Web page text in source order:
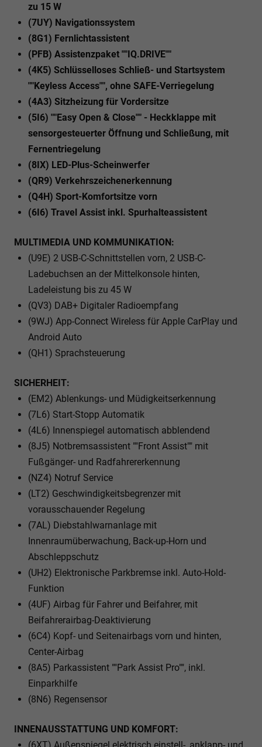
zu 15 W
(7UY) Navigationssystem
(8G1) Fernlichtassistent
(PFB) Assistenzpaket ""IQ.DRIVE""
(4K5) Schlüsselloses Schließ- und Startsystem
""Keyless Access"", ohne SAFE-Verriegelung
(4A3) Sitzheizung für Vordersitze
(5I6) ""Easy Open & Close"" - Heckklappe mit
sensorgesteuerter Öffnung und Schließung, mit
Fernentriegelung
(8IX) LED-Plus-Scheinwerfer
(QR9) Verkehrszeichenerkennung
(Q4H) Sport-Komfortsitze vorn
(6I6) Travel Assist inkl. Spurhalteassistent
MULTIMEDIA UND KOMMUNIKATION:
(U9E) 2 USB-C-Schnittstellen vorn, 2 USB-C-
Ladebuchsen an der Mittelkonsole hinten,
Ladeleistung bis zu 45 W
(QV3) DAB+ Digitaler Radioempfang
(9WJ) App-Connect Wireless für Apple CarPlay und
Android Auto
(QH1) Sprachsteuerung
SICHERHEIT:
(EM2) Ablenkungs- und Müdigkeitserkennung
(7L6) Start-Stopp Automatik
(4L6) Innenspiegel automatisch abblendend
(8J5) Notbremsassistent ""Front Assist"" mit
Fußgänger- und Radfahrererkennung
(NZ4) Notruf Service
(LT2) Geschwindigkeitsbegrenzer mit
vorausschauender Regelung
(7AL) Diebstahlwarnanlage mit
Innenraumüberwachung, Back-up-Horn und
Abschleppschutz
(UH2) Elektronische Parkbremse inkl. Auto-Hold-
Funktion
(4UF) Airbag für Fahrer und Beifahrer, mit
Beifahrerairbag-Deaktivierung
(6C4) Kopf- und Seitenairbags vorn und hinten,
Center-Airbag
(8A5) Parkassistent ""Park Assist Pro"", inkl.
Einparkhilfe
(8N6) Regensensor
INNENAUSSTATTUNG UND KOMFORT: